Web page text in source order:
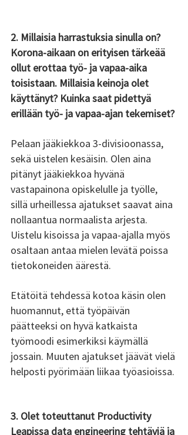
2. Millaisia harrastuksia sinulla on?
Korona-aikaan on erityisen tärkeää
ollut erottaa työ- ja vapaa-aika
toisistaan. Millaisia keinoja olet
käyttänyt? Kuinka saat pidettyä
erillään työ- ja vapaa-ajan tekemiset?
Pelaan jääkiekkoa 3-divisioonassa,
sekä uistelen kesäisin. Olen aina
pitänyt jääkiekkoa hyvänä
vastapainona opiskelulle ja työlle,
sillä urheillessa ajatukset saavat aina
nollaantua normaalista arjesta.
Uistelu kisoissa ja vapaa-ajalla myös
osaltaan antaa mielen levätä poissa
tietokoneiden äärestä.
Etätöitä tehdessä kotoa käsin olen
huomannut, että työpäivän
päätteeksi on hyvä katkaista
työmoodi esimerkiksi käymällä
jossain. Muuten ajatukset jäävät vielä
helposti pyörimään liikaa työasioissa.
3. Olet toteuttanut Productivity
Leapissa data engineering tehtäviä ja